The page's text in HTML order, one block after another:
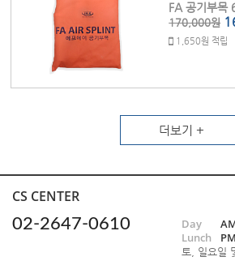
170,000원
1,650원 적립
더보기 +
CS CENTER
02-2647-0610
Day
Lunch
토, 일요일